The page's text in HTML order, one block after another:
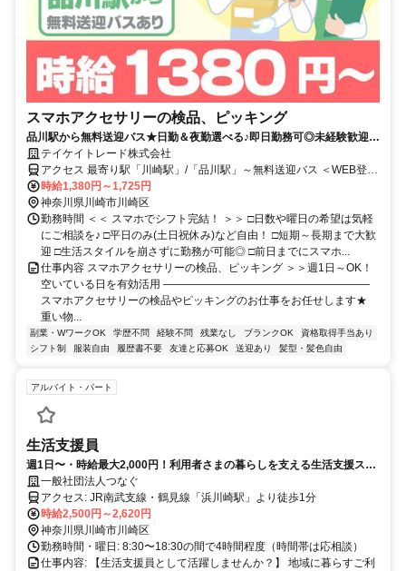
スマホアクセサリーの検品、ピッキング
品川駅から無料送迎バス★日勤＆夜勤選べる♪即日勤務可◎未経験歓迎◎
日払いOK！＜WEB登録会実施中＞
テイケイトレード株式会社
アクセス 最寄り駅「川崎駅」/「品川駅」～無料送迎バス ＜WEB登録
会実施中！＞
時給1,380円～1,725円
神奈川県川崎市川崎区
勤務時間 ＜＜ スマホでシフト完結！ ＞＞ □日数や曜日の希望は気軽
にご相談を♪ □平日のみ(土日祝休み)など自由！ □短期～長期まで大歓
迎 □生活スタイルを崩さずに勤務が可能◎ □前日までにスマホ...
仕事内容 スマホアクセサリーの検品、ピッキング ＞＞週1日～OK！
空いている日を有効活用 ―――――――――――――――――――
スマホアクセサリーの検品やピッキングのお仕事をお任せします★
重い物...
副業・WワークOK 学歴不問 経験不問 残業なし ブランクOK
資格取得手当あり
シフト制
服装自由 履歴書不要 友達と応募OK 送迎あり 髪型・髪色自由
アルバイト・パート
生活支援員
週1日〜・時給最大2,000円！利用者さまの暮らしを支える生活支援スタ
ッフを募集
一般社団法人つなぐ
アクセス: JR南武支線・鶴見線「浜川崎駅」より徒歩1分
時給2,500円～2,620円
神奈川県川崎市川崎区
勤務時間・曜日: 8:30〜18:30の間で4時間程度（時間帯は応相談）
仕事内容: 【生活支援員として活躍しませんか？】 地域に暮らすご利